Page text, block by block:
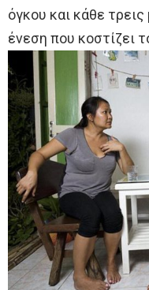
όγκου και κάθε
ένεση που κοστίζει